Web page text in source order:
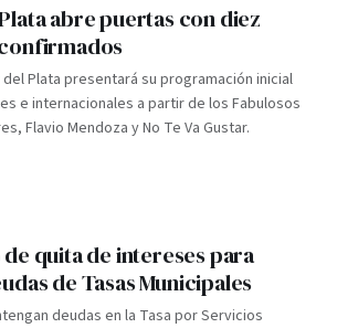
abre puertas con diez
del Plata presentará su programación inicial
e internacionales a partir de los Fabulosos
Flavio Mendoza y No Te Va Gustar.
de quita de intereses para
de Tasas Municipales
deudas en la Tasa por Servicios